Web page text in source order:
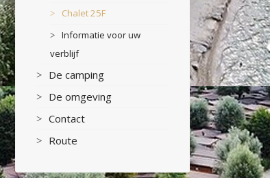
Chalet 25F
Informatie voor uw
verblijf
De camping
De omgeving
Contact
Route